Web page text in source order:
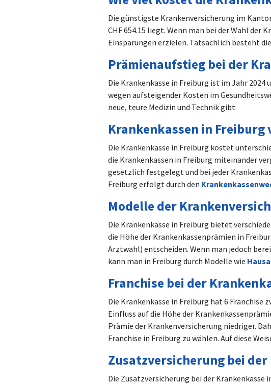
Die günstigste Krankenversicherung im
CHF654.15 liegt. Wenn man bei der Wahl der
Einsparungen erzielen. Tatsächlich besteht
Prämienaufstieg bei der
Die Krankenkasse in Freiburg ist im Jahr 2024
wegen aufsteigender Kosten im
neue, teure Medizin und Technik gibt.
Krankenkassen in Freiburg
Die Krankenkasse in Freiburg kostet
die Krankenkassen in Freiburg miteinander
gesetzlich festgelegt und bei jeder
Freiburg erfolgt durch den
Modelle der
Die Krankenkasse in Freiburg bietet
die Höhe der Krankenkassenprämien in
Arztwahl) entscheiden. Wenn man jedoch
kann man in Freiburg durch Modelle wie
Franchise bei der
Die Krankenkasse in Freiburg hat 6 Franchise
Einfluss auf die Höhe der
Prämie der Krankenversicherung niedriger.
Franchise in Freiburg zu wählen. Auf diese
Zusatzversicherung bei
Die Zusatzversicherung bei der